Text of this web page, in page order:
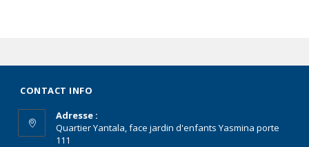
CONTACT INFO
Adresse :
Quartier Yantala, face jardin d'enfants Yasmina porte
111